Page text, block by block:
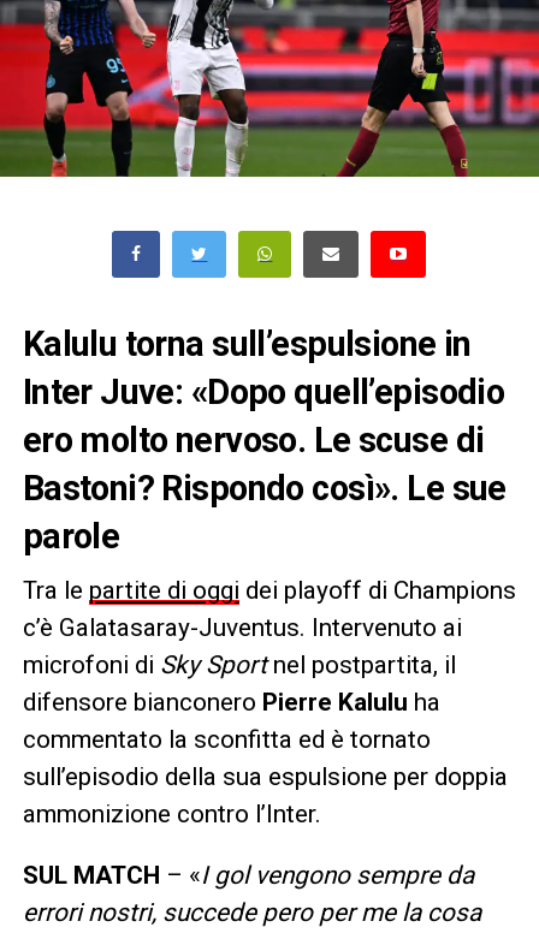
Kalulu torna sull’espulsione in
Inter Juve: «Dopo quell’episodio
ero molto nervoso. Le scuse di
Bastoni? Rispondo così». Le sue
parole
Tra le partite di oggi dei playoff di Champions
c’è Galatasaray-Juventus. Intervenuto ai
microfoni di Sky Sportnel postpartita, il
difensore bianconero Pierre Kalulu ha
commentato la sconfitta ed è tornato
sull’episodio della sua espulsione per doppia
ammonizione contro l’Inter.
SUL MATCH – «I gol vengono sempre da
errori nostri, succede pero per me la cosa